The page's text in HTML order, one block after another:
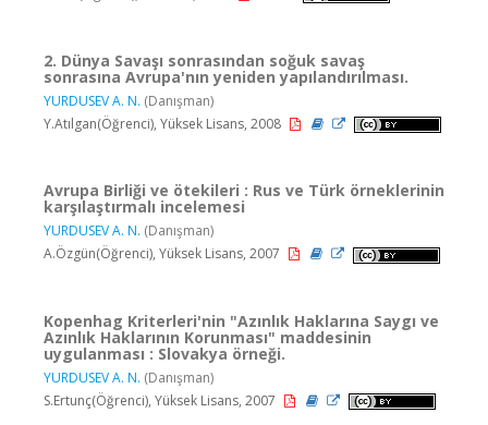
2. Dünya Savaşı sonrasından soğuk savaş
sonrasına Avrupa'nın yeniden yapılandırılması.
YURDUSEV A. N. (Danışman)
Y.Atılgan(Öğrenci), Yüksek Lisans, 2008
Avrupa Birliği ve ötekileri : Rus ve Türk örneklerinin
karşılaştırmalı incelemesi
YURDUSEV A. N. (Danışman)
A.Özgün(Öğrenci), Yüksek Lisans, 2007
Kopenhag Kriterleri'nin "Azınlık Haklarına Saygı ve
Azınlık Haklarının Korunması" maddesinin
uygulanması : Slovakya örneği.
YURDUSEV A. N. (Danışman)
S.Ertunç(Öğrenci), Yüksek Lisans, 2007